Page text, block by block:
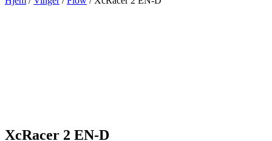
XcRacer 2 EN-D